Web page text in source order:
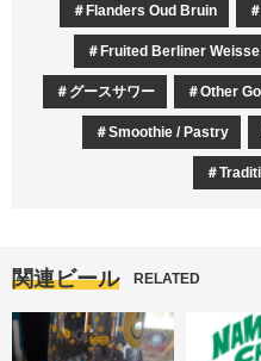
Flanders Oud Bruin
Fruited Berliner Weisse
グースサワー Other
Smoothie / Pastry
関連ビール RELATED